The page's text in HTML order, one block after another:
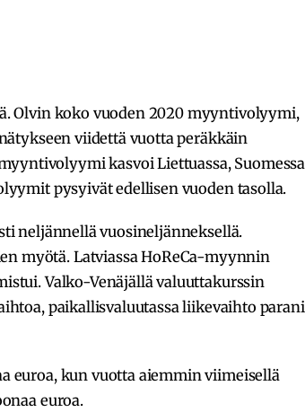
Olvin koko vuoden 2020 myyntivolyymi,
viidettä vuotta peräkkäin
kasvoi Liettuassa, Suomessa
pysyivät edellisen vuoden tasolla.
neljännellä vuosineljänneksellä.
myötä. Latviassa HoReCa-myynnin
Valko-Venäjällä valuuttakurssin
paikallisvaluutassa liikevaihto parani
euroa, kun vuotta aiemmin viimeisellä
euroa.